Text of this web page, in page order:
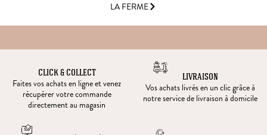
LA FERME
CLICK & COLLECT
Faites vos achats en ligne et venez
récupérer votre commande
directement au magasin
LIVRAISON
Vos achats livrés en un clic grâce à
notre service de livraison à domicile